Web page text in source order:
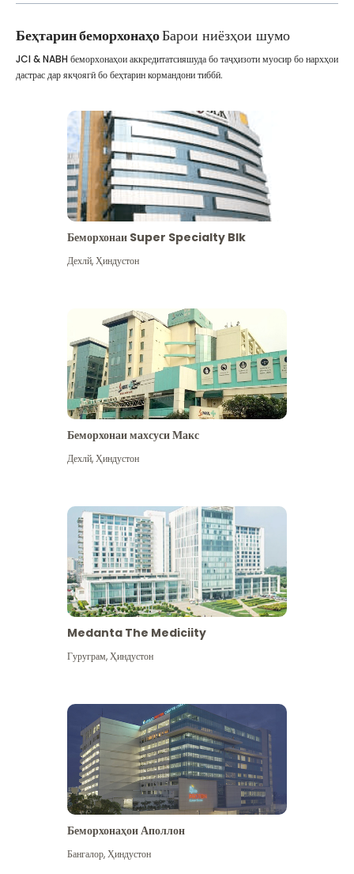
Беҳтарин беморхонаҳоБарои ниёзҳои шумо
Бештар дидан
JCI & NABH беморхонаҳои аккредитатсияшуда бо таҷҳизоти муосир бо нархҳои
дастрас дар якҷоягӣ бо беҳтарин кормандони тиббӣ.
Беморхонаи Super Specialty Blk
Дехлй,Ҳиндустон
Беморхонаи махсуси Макс
Дехлй,Ҳиндустон
Medanta The Mediciity
Гуруграм,Ҳиндустон
Беморхонаҳои Аполлон
Бангалор,Ҳиндустон